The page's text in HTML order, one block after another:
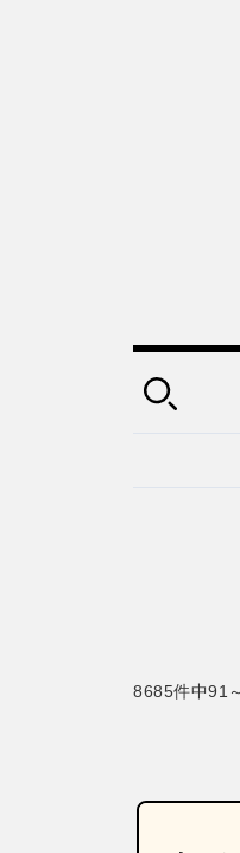
8685件中91